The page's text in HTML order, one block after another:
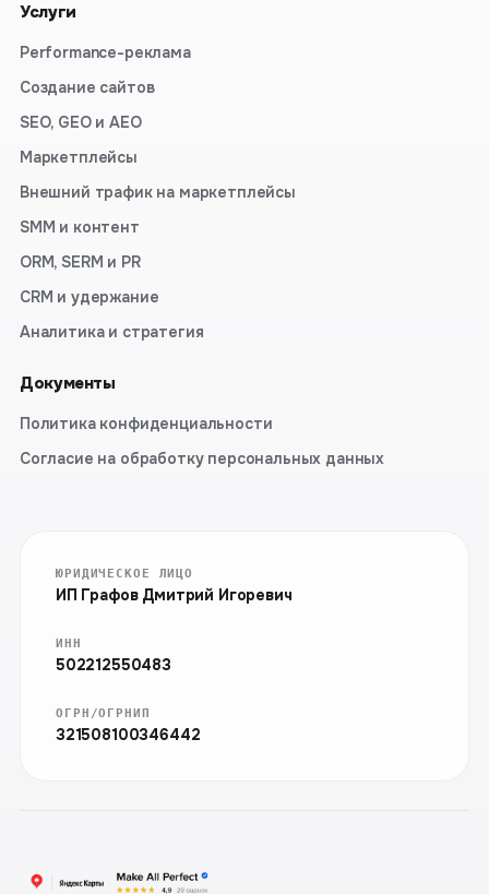
Услуги
Performance-реклама
Создание сайтов
SEO, GEO и AEO
Маркетплейсы
Внешний трафик на маркетплейсы
SMM и контент
ORM, SERM и PR
CRM и удержание
Аналитика и стратегия
Документы
Политика конфиденциальности
Согласие на обработку персональных данных
ЮРИДИЧЕСКОЕ ЛИЦО
ИП Графов Дмитрий Игоревич
ИНН
502212550483
ОГРН/ОГРНИП
321508100346442